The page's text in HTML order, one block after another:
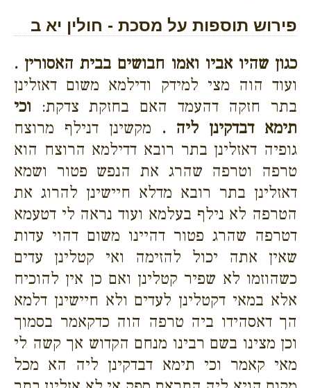
פירוש תוספות על מסכת - חולין יא ב
כגון שהיו אביו ואמו חבושים בבית האסורין .
ועוד הוה מצי למידק ודילמא משום דאזלינן
בתר חזקה דהעמד האם בחזקת צדקת: וכי
תימא דבדקינן ליה . מקשינן דנילף מרוצח
גופיה דאזלינן בתר רובא דדילמא הרוצח הוא
טרפה וטרפה שהרג את הנפש פטור ושמא
דאזלינן בתר רובא מדלא חיישינן להרוג את
הטרפה לא נילף בעלמא ועוד נראה לי דטעמא
דטרפה שהרג פטור דהיינו משום דהוי עדות
שאין אתה יכול להזימה ואי קטלינן עדים
כשהוזמו לא שפיר קטלינן ואם כן אין להוכיח
אלא במאי דקטלינן לעדים ולא חיישינן דלמא
הך דאסהידו ביה טרפה הוה כדקאמר בסמוך
וכן מצינו בשם רבינו מנחם הקדוש אך קשה לי
מאי קאמר וכי תימא דבדקינן ליה הא מכל